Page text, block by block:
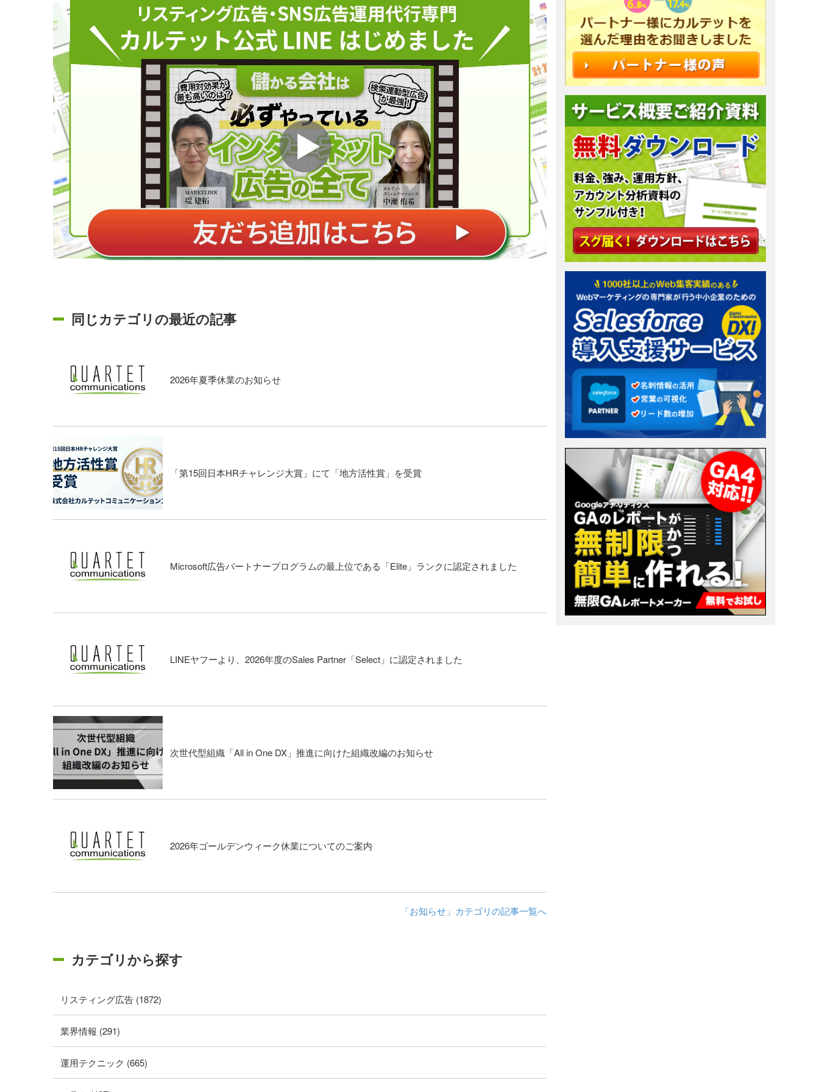
同じカテゴリの最近の記事
2026年夏季休業のお知らせ
「第15回日本HRチャレンジ大賞」にて「地方活性賞」を受賞
Microsoft広告パートナープログラムの最上位である「Elite」ランクに認定されました
LINEヤフーより、2026年度のSales Partner「Select」に認定されました
次世代型組織「All in One DX」推進に向けた組織改編のお知らせ
2026年ゴールデンウィーク休業についてのご案内
「お知らせ」カテゴリの記事一覧へ
カテゴリから探す
リスティング広告 (1872)
業界情報 (291)
運用テクニック (665)